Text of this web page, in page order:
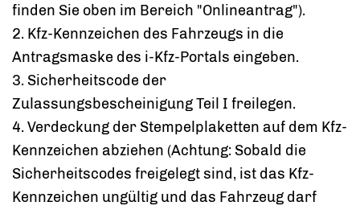
finden Sie oben im Bereich "Onlineantrag").
2. Kfz-Kennzeichen des Fahrzeugs in die
Antragsmaske des i-Kfz-Portals eingeben.
3. Sicherheitscode der
Zulassungsbescheinigung Teil I freilegen.
4. Verdeckung der Stempelplaketten auf dem Kfz-
Kennzeichen abziehen (Achtung: Sobald die
Sicherheitscodes freigelegt sind, ist das Kfz-
Kennzeichen ungültig und das Fahrzeug darf